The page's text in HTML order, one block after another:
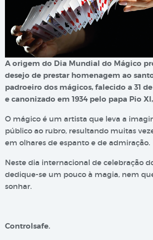
A origem do Dia Mundial do Mágico
desejo de prestar homenagem ao
padroeiro dos mágicos, falecido a 31
e canonizado em 1934 pelo papa Pio
O mágico é um artista que leva a
público ao rubro, resultando muitas
em olhares de espanto e de admiração.
Neste dia internacional de celebração
dedique-se um pouco à magia, nem
sonhar.
Controlsafe.